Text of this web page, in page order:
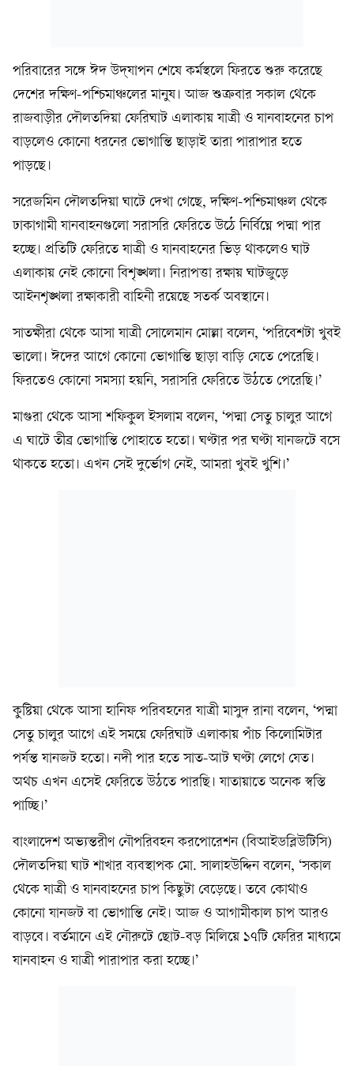
পরিবারের সঙ্গে ঈদ উদ্‌যাপন শেষে কর্মস্থলে ফিরতে শুরু করেছে
দেশের দক্ষিণ-পশ্চিমাঞ্চলের মানুষ। আজ শুক্রবার সকাল থেকে
রাজবাড়ীর দৌলতদিয়া ফেরিঘাট এলাকায় যাত্রী ও যানবাহনের চাপ
বাড়লেও কোনো ধরনের ভোগান্তি ছাড়াই তারা পারাপার হতে
পাড়ছে।
সরেজমিন দৌলতদিয়া ঘাটে দেখা গেছে, দক্ষিণ-পশ্চিমাঞ্চল থেকে
ঢাকাগামী যানবাহনগুলো সরাসরি ফেরিতে উঠে নির্বিঘ্নে পদ্মা পার
হচ্ছে। প্রতিটি ফেরিতে যাত্রী ও যানবাহনের ভিড় থাকলেও ঘাট
এলাকায় নেই কোনো বিশৃঙ্খলা। নিরাপত্তা রক্ষায় ঘাটজুড়ে
আইনশৃঙ্খলা রক্ষাকারী বাহিনী রয়েছে সতর্ক অবস্থানে।
সাতক্ষীরা থেকে আসা যাত্রী সোলেমান মোল্লা বলেন, ‘পরিবেশটা খুবই
ভালো। ঈদের আগে কোনো ভোগান্তি ছাড়া বাড়ি যেতে পেরেছি।
ফিরতেও কোনো সমস্যা হয়নি, সরাসরি ফেরিতে উঠতে পেরেছি।’
মাগুরা থেকে আসা শফিকুল ইসলাম বলেন, ‘পদ্মা সেতু চালুর আগে
এ ঘাটে তীব্র ভোগান্তি পোহাতে হতো। ঘণ্টার পর ঘণ্টা যানজটে বসে
থাকতে হতো। এখন সেই দুর্ভোগ নেই, আমরা খুবই খুশি।’
কুষ্টিয়া থেকে আসা হানিফ পরিবহনের যাত্রী মাসুদ রানা বলেন, ‘পদ্মা
সেতু চালুর আগে এই সময়ে ফেরিঘাট এলাকায় পাঁচ কিলোমিটার
পর্যন্ত যানজট হতো। নদী পার হতে সাত-আট ঘণ্টা লেগে যেত।
অথচ এখন এসেই ফেরিতে উঠতে পারছি। যাতায়াতে অনেক স্বস্তি
পাচ্ছি।’
বাংলাদেশ অভ্যন্তরীণ নৌপরিবহন করপোরেশন (বিআইডব্লিউটিসি)
দৌলতদিয়া ঘাট শাখার ব্যবস্থাপক মো. সালাহউদ্দিন বলেন, ‘সকাল
থেকে যাত্রী ও যানবাহনের চাপ কিছুটা বেড়েছে। তবে কোথাও
কোনো যানজট বা ভোগান্তি নেই। আজ ও আগামীকাল চাপ আরও
বাড়বে। বর্তমানে এই নৌরুটে ছোট-বড় মিলিয়ে ১৭টি ফেরির মাধ্যমে
যানবাহন ও যাত্রী পারাপার করা হচ্ছে।’